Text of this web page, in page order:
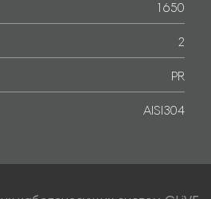
1650
2
PR
AISI304